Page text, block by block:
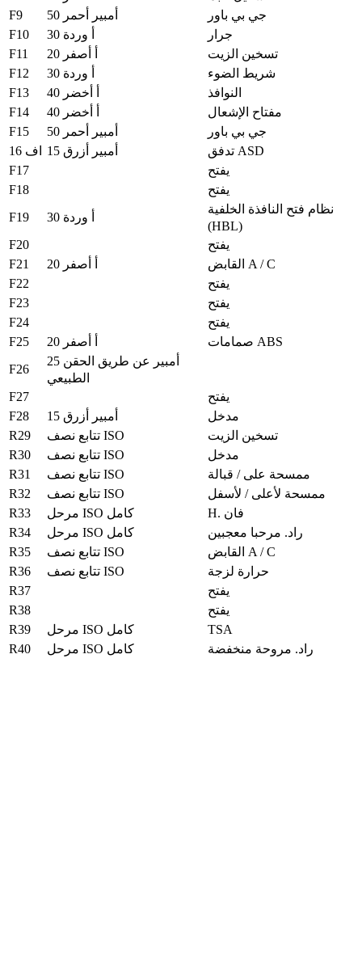
F9
50 أمبير أحمر
جي بي باور
F10
30 أ وردة
جرار
F11
20 أ أصفر
تسخين الزيت
F12
30 أ وردة
شريط الضوء
F13
40 أ أخضر
النوافذ
F14
40 أ أخضر
مفتاح الإشعال
F15
50 أمبير أحمر
جي بي باور
اف 16
15 أمبير أزرق
تدفق ASD
F17
يفتح
F18
يفتح
F19
30 أ وردة
نظام فتح النافذة الخلفية
(HBL)
F20
يفتح
F21
20 أ أصفر
القابض A / C
F22
يفتح
F23
يفتح
F24
يفتح
F25
20 أ أصفر
صمامات ABS
F26
25 أمبير عن طريق الحقن
الطبيعي
F27
يفتح
F28
15 أمبير أزرق
مدخل
R29
تتابع نصف ISO
تسخين الزيت
R30
تتابع نصف ISO
مدخل
R31
تتابع نصف ISO
ممسحة على / قبالة
R32
تتابع نصف ISO
ممسحة لأعلى / لأسفل
R33
مرحل ISO كامل
H. فان
R34
مرحل ISO كامل راد. مرحبا معجبين
R35
تتابع نصف ISO
القابض A / C
R36
تتابع نصف ISO
حرارة لزجة
R37
يفتح
R38
يفتح
R39
مرحل ISO كامل
TSA
R40
مرحل ISO كامل راد. مروحة منخفضة